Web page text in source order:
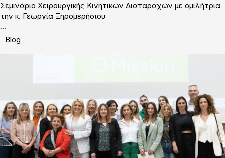
Σεμινάριο Χειρουργικής Κινητικών Διαταραχών με ομιλήτρια
την κ. Γεωργία Ξηρομερήσιου
...
Blog